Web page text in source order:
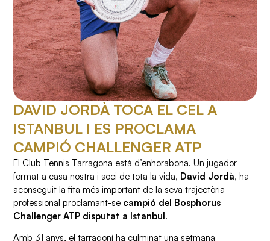
DAVID JORDÀ TOCA EL CEL A
ISTANBUL I ES PROCLAMA
CAMPIÓ CHALLENGER ATP
El Club Tennis Tarragona està d’enhorabona. Un jugador
format a casa nostra i soci de tota la vida, David Jordà, ha
aconseguit la fita més important de la seva trajectòria
professional proclamant-se campió del Bosphorus
Challenger ATP disputat a Istanbul.
Amb 31 anys, el tarragoní ha culminat una setmana